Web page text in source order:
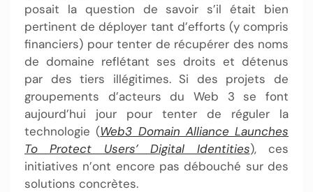
posait la question de savoir s’il était bien
pertinent de déployer tant d’efforts (y compris
financiers) pour tenter de récupérer des noms
de domaine reflétant ses droits et détenus
par des tiers illégitimes. Si des projets de
groupements d’acteurs du Web 3 se font
aujourd’hui jour pour tenter de réguler la
technologie (Web3 Domain Alliance Launches
To Protect Users’ Digital Identities), ces
initiatives n’ont encore pas débouché sur des
solutions concrètes.